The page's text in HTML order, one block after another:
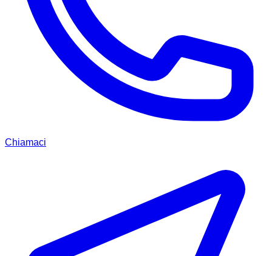
Chiamaci